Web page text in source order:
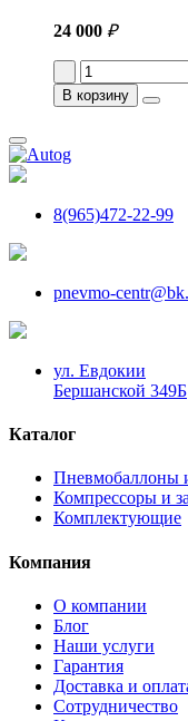
24 000 ₽
В корзину
8(965)472-22-99
pnevmo-
ул. Евдокии
Бершанской 349Б
Каталог
Пневмобаллоны
Компрессоры и
Комплектующие
Компания
О компании
Блог
Наши услуги
Гарантия
Доставка и
Сотрудничество